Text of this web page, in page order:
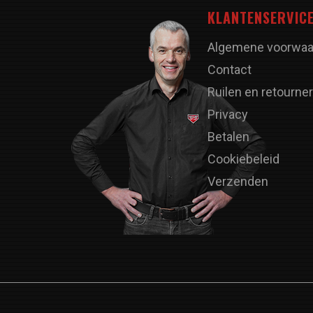
KLANTENSERVICE
Algemene
Contact
Ruilen en
Privacy
Betalen
Cookiebeleid
Verzenden